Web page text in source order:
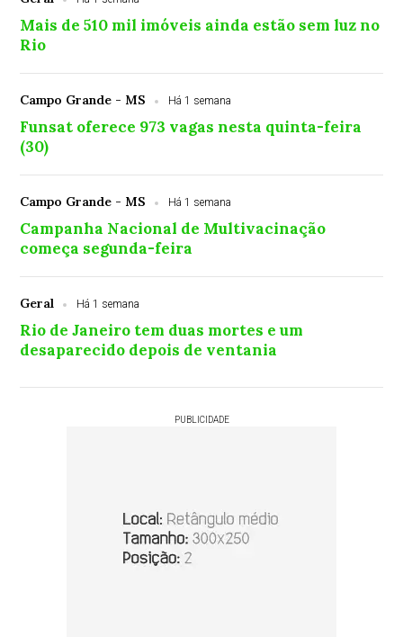
Mais de 510 mil imóveis ainda estão sem luz no
Rio
Campo Grande - MS Há 1 semana
Funsat oferece 973 vagas nesta quinta-feira
(30)
Campo Grande - MS Há 1 semana
Campanha Nacional de Multivacinação
começa segunda-feira
Geral Há 1 semana
Rio de Janeiro tem duas mortes e um
desaparecido depois de ventania
PUBLICIDADE